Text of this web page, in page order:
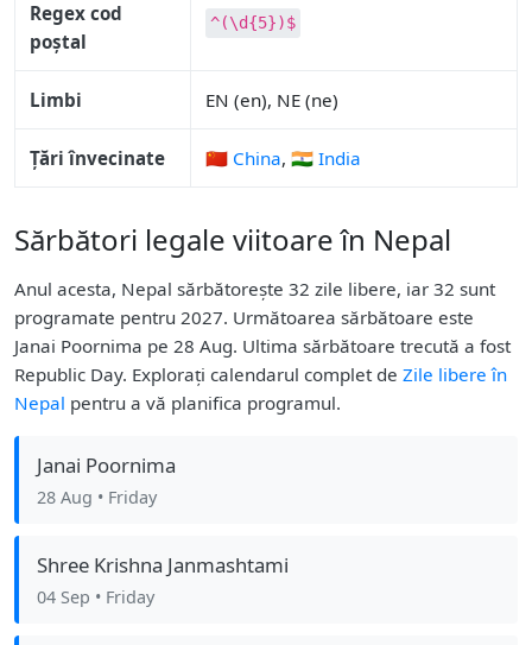
Regex cod
poștal
^(\d{5})$
Limbi EN (en), NE (ne)
Țări învecinate 🇨🇳 China, 🇮🇳 India
Sărbători legale viitoare în Nepal
Anul acesta, Nepal sărbătorește 32 zile libere, iar 32 sunt
programate pentru 2027. Următoarea sărbătoare este
Janai Poornima pe 28 Aug. Ultima sărbătoare trecută a fost
Republic Day. Explorați calendarul complet de Zile libere în
Nepal pentru a vă planifica programul.
Janai Poornima
28 Aug • Friday
Shree Krishna Janmashtami
04 Sep • Friday